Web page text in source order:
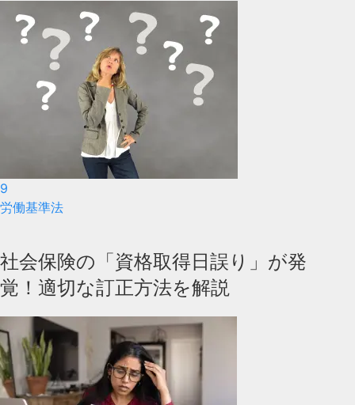
9
労働基準法
社会保険の「資格取得日誤り」が発
覚！適切な訂正方法を解説